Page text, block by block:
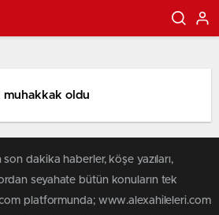
oldu
son dakika haberler, köşe yazıları,
seyahate bütün konuların tek
platformunda; www.alexahileleri.com